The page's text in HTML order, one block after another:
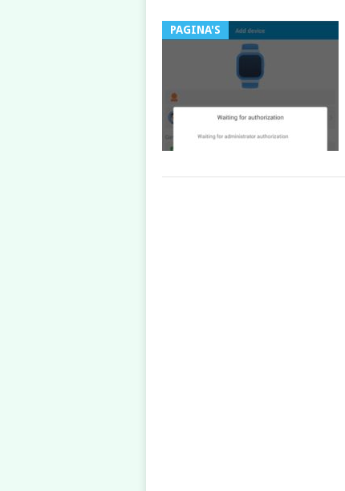
PAGINA'S